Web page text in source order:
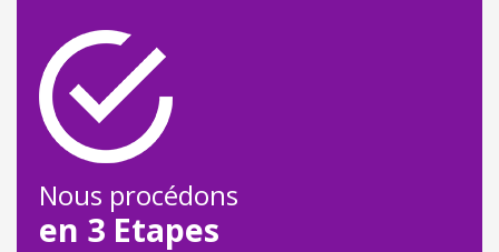
Nous procédons
en 3 Etapes